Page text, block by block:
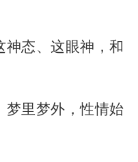
神态、这眼神，和
梦里梦外，性情始